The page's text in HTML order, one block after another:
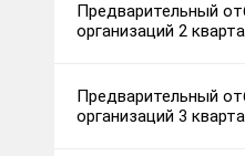
Предварительный
организаций 2
Предварительный
организаций 3